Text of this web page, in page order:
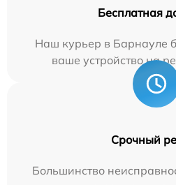
Бесплатная
Наш курьер в Барнауле
ваше устройство на
Срочный
Большинство